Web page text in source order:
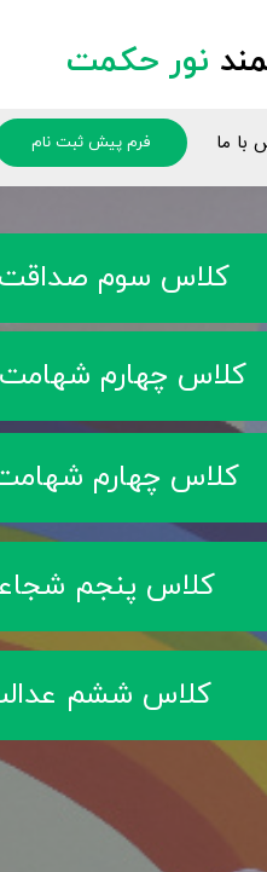
نور حکمت
با ما فرم پیش ثبت نام
کلاس سوم
کلاس چهارم
کلاس چهارم
کلاس پنجم
کلاس ششم